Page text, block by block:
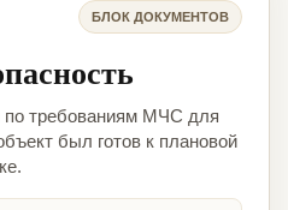
БЛОК ДОКУМЕНТОВ
по требованиям МЧС для
был готов к плановой